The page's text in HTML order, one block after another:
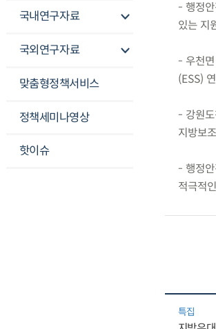
국내연구자료
국외연구자료
맞춤형정책서비스
정책세미나영상
핫이슈
- 행정안
있는 지
- 우천면
(ESS)
- 강원도
지방보
- 행정
적극적
특집